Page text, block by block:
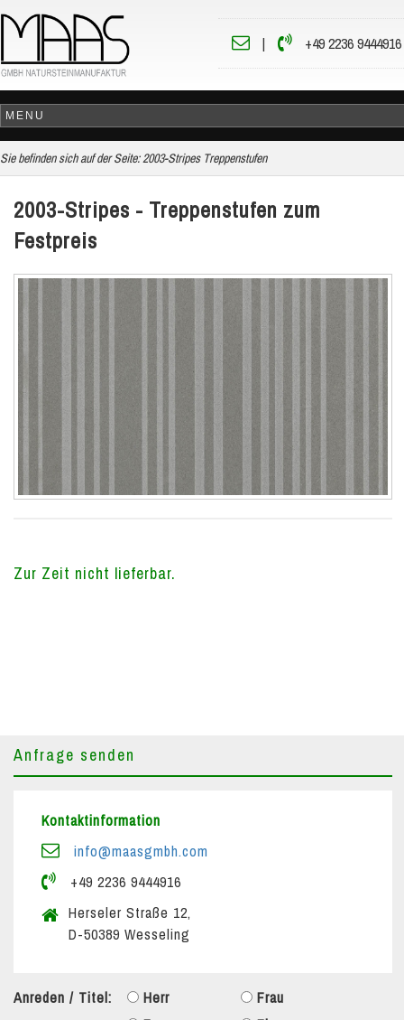
| +49 2236 9444916
Sie befinden sich auf der Seite:2003-Stripes Treppenstufen
2003-Stripes - Treppenstufen zum
Festpreis
Zur Zeit nicht lieferbar.
Anfrage senden
Kontaktinformation
info@maasgmbh.com
+49 2236 9444916
Herseler Straße 12,
D-50389 Wesseling
Anreden / Titel: Herr
Frau